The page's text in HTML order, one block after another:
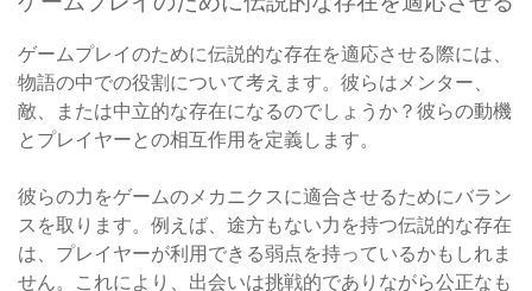
ゲームプレイのために伝説的な存在を適応させる際には、
物語の中での役割について考えます。彼らはメンター、
敵、または中立的な存在になるのでしょうか？彼らの動機
とプレイヤーとの相互作用を定義します。
彼らの力をゲームのメカニクスに適合させるためにバラン
スを取ります。例えば、途方もない力を持つ伝説的な存在
は、プレイヤーが利用できる弱点を持っているかもしれま
せん。これにより、出会いは挑戦的でありながら公正なも